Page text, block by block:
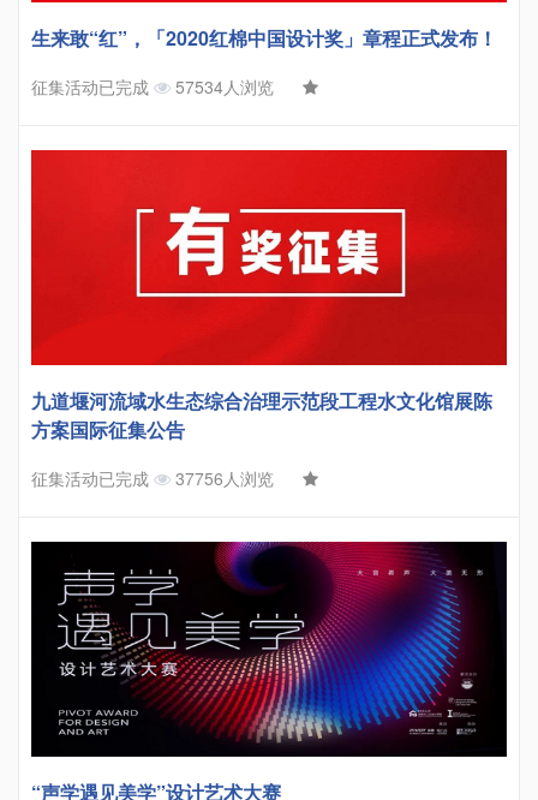
生来敢“红”，「2020红棉中国设计奖」章程正式发布！
征集活动已完成 57534人浏览
九道堰河流域水生态综合治理示范段工程水文化馆展陈
方案国际征集公告
征集活动已完成 37756人浏览
“声学遇见美学”设计艺术大赛